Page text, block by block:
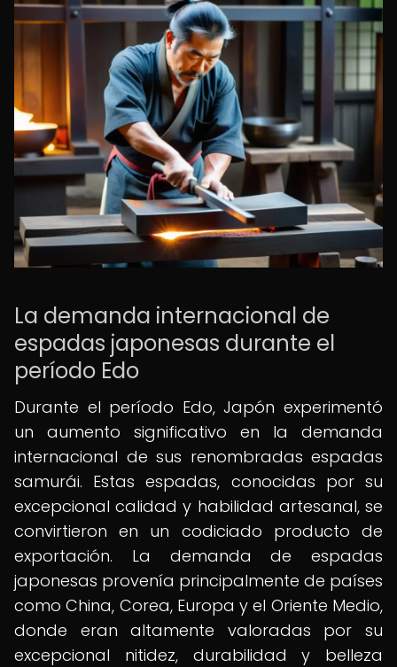
La demanda internacional de
espadas japonesas durante el
período Edo
Durante el período Edo, Japón experimentó
un aumento significativo en la demanda
internacional de sus renombradas espadas
samurái. Estas espadas, conocidas por su
excepcional calidad y habilidad artesanal, se
convirtieron en un codiciado producto de
exportación. La demanda de espadas
japonesas provenía principalmente de países
como China, Corea, Europa y el Oriente Medio,
donde eran altamente valoradas por su
excepcional nitidez, durabilidad y belleza